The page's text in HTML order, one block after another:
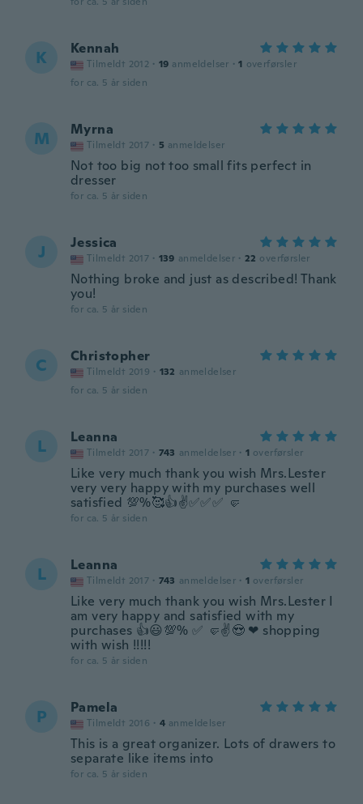
K Kennah
Tilmeldt 2012 · 19 anmeldelser · 1 overførsler
for ca. 5 år siden
M Myrna
Tilmeldt 2017 · 5 anmeldelser
Not too big not too small fits perfect in
dresser
for ca. 5 år siden
J Jessica
Tilmeldt 2017 · 139 anmeldelser · 22 overførsler
Nothing broke and just as described! Thank
you!
for ca. 5 år siden
C Christopher
Tilmeldt 2019 · 132 anmeldelser
for ca. 5 år siden
L Leanna
Tilmeldt 2017 · 743 anmeldelser · 1 overførsler
Like very much thank you wish Mrs.Lester
very very happy with my purchases well
satisfied 💯%🥰👍✌✅✅✅ 🤛
for ca. 5 år siden
L Leanna
Tilmeldt 2017 · 743 anmeldelser · 1 overførsler
Like very much thank you wish Mrs.Lester I
am very happy and satisfied with my
purchases 👍😃💯% ✅ 🤛✌😍 ❤ shopping
with wish !!!!!
for ca. 5 år siden
P Pamela
Tilmeldt 2016 · 4 anmeldelser
This is a great organizer. Lots of drawers to
separate like items into
for ca. 5 år siden